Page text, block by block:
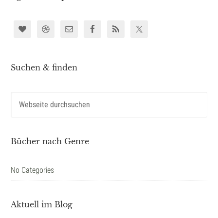
Suchen & finden
Bücher nach Genre
No Categories
Aktuell im Blog